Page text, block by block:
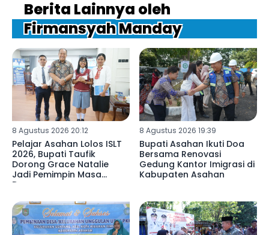
Berita Lainnya oleh
Firmansyah Manday
8 Agustus 2026 20:12
Pelajar Asahan Lolos ISLT
2026, Bupati Taufik
Dorong Grace Natalie
Jadi Pemimpin Masa
Depan
8 Agustus 2026 19:39
Bupati Asahan Ikuti Doa
Bersama Renovasi
Gedung Kantor Imigrasi di
Kabupaten Asahan